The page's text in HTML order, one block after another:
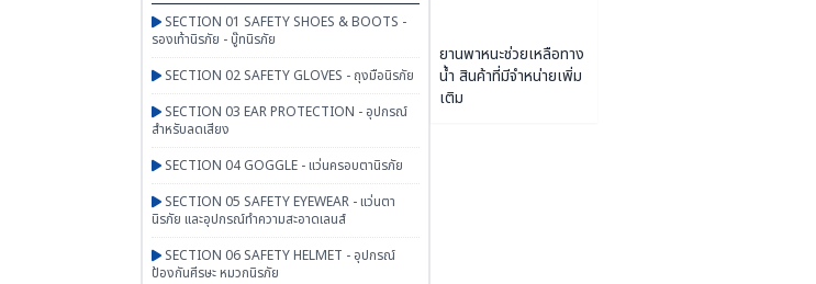
SECTION 01 SAFETY SHOES & BOOTS -
รองเท้านิรภัย - บู๊ทนิรภัย
SECTION 02 SAFETY GLOVES - ถุงมือนิรภัย
SECTION 03 EAR PROTECTION - อุปกรณ์
สำหรับลดเสียง
SECTION 04 GOGGLE - แว่นครอบตานิรภัย
SECTION 05 SAFETY EYEWEAR - แว่นตา
นิรภัย และอุปกรณ์ทำความสะอาดเลนส์
SECTION 06 SAFETY HELMET - อุปกรณ์
ป้องกันศีรษะ หมวกนิรภัย
ยานพาหนะช่วยเหลือทาง
น้ำ สินค้าที่มีจำหน่ายเพิ่ม
เติม